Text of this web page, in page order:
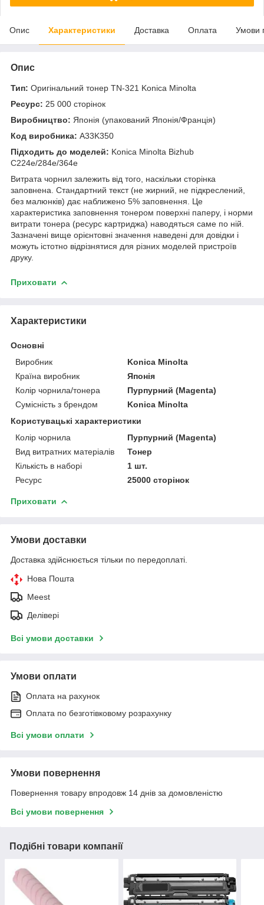
Опис Характеристики Доставка Оплата Умови
Опис
Тип: Оригінальний тонер TN-321 Konica Minolta
Ресурс: 25 000 сторінок
Виробництво: Японія (упакований Японія/Франція)
Код виробника: A33K350
Підходить до моделей: Konica Minolta Bizhub
C224e/284e/364e
Витрата чорнил залежить від того, наскільки сторінка
заповнена. Стандартний текст (не жирний, не підкреслений,
без малюнків) дає наближено 5% заповнення. Це
характеристика заповнення тонером поверхні паперу, і норми
витрати тонера (ресурс картриджа) наводяться саме по ній.
Зазначені вище орієнтовні значення наведені для довідки і
можуть істотно відрізнятися для різних моделей пристроїв
друку.
Приховати
Характеристики
Основні
Виробник
Konica Minolta
Країна виробник
Японія
Колір чорнила/тонера
Пурпурний (Magenta)
Сумісність з брендом
Konica Minolta
Користувацькі характеристики
Колір чорнила
Пурпурний (Magenta)
Вид витратних матеріалів
Тонер
Кількість в наборі
1 шт.
Ресурс
25000 сторінок
Приховати
Умови доставки
Доставка здійснюється тільки по передоплаті.
Нова Пошта
Meest
Делівері
Всі умови доставки
Умови оплати
Оплата на рахунок
Оплата по безготівковому розрахунку
Всі умови оплати
Умови повернення
Повернення товару впродовж 14 днів за домовленістю
Всі умови повернення
Подібні товари компанії